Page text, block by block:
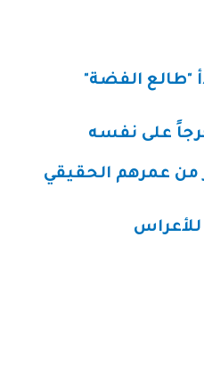
"طالع الفضة"
على نفسه
من عمرهم الحقيقي